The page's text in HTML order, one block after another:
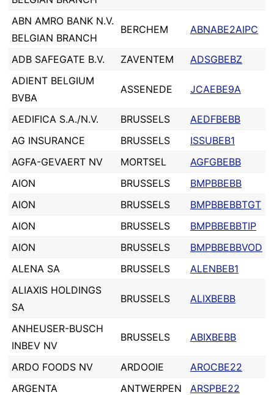
ABN AMRO BANK N.V.
BELGIAN BRANCH
BERCHEM ABNABE2AIPC
ADB SAFEGATE B.V. ZAVENTEM
ADSGBEBZ
ADIENT BELGIUM
BVBA
ASSENEDE JCAEBE9A
AEDIFICA S.A./N.V. BRUSSELS
AEDFBEBB
AG INSURANCE
BRUSSELS
ISSUBEB1
AGFA-GEVAERT NV
MORTSEL
AGFGBEBB
AION
BRUSSELS
BMPBBEBB
AION
BRUSSELS
BMPBBEBBTGT
AION
BRUSSELS
BMPBBEBBTIP
AION
BRUSSELS
BMPBBEBBVOD
ALENA SA
BRUSSELS
ALENBEB1
ALIAXIS HOLDINGS
SA
BRUSSELS ALIXBEBB
ANHEUSER-BUSCH
INBEV NV
BRUSSELS ABIXBEBB
ARDO FOODS NV ARDOOIE
AROCBE22
ARGENTA
ANTWERPEN
ARSPBE22